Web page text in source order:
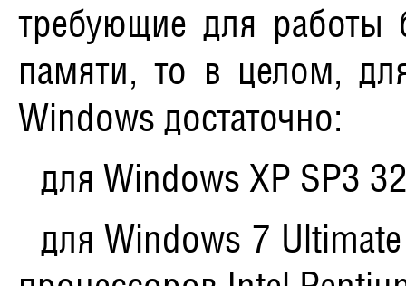
требующие для
памяти, то в целом,
Windows достаточно:
для Windows XP SP3
для Windows 7